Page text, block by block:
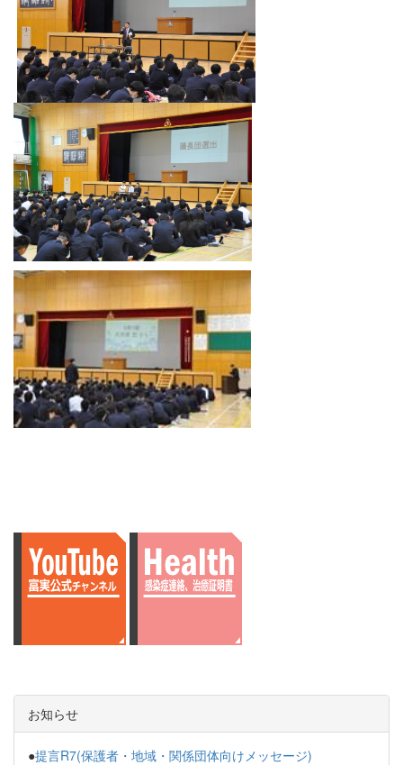
お知らせ
●提言R7(保護者・地域・関係団体向けメッセージ)